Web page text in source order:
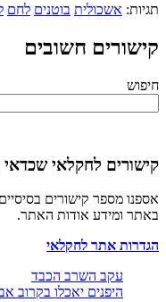
אשכולית בוטנים לחם לימון
חשובים
לחקלאי שכדאי להכיר
מספר קישורים בסיסיים
אודות האתר.
אתר לחקלאי
עקב השרב הכבד
היפנים יאכלו בקרוב אבטיח